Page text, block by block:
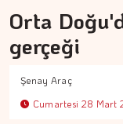
Orta
gerçeği
Şenay Araç
Cumartesi 28 Mart